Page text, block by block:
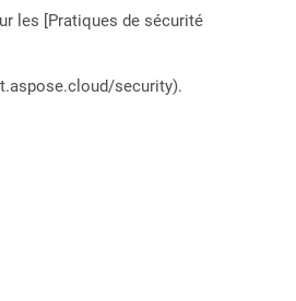
les [Pratiques de sécurité
security).